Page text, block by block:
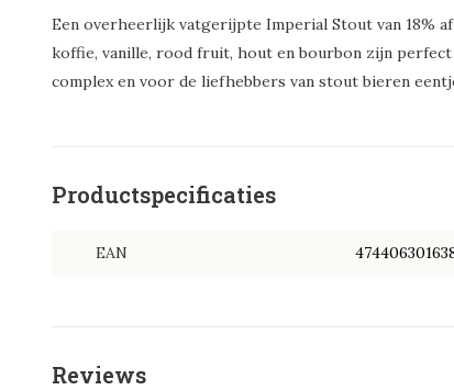
Een overheerlijk vatgerijpte Imperial Stout van 18%
koffie, vanille, rood fruit, hout en bourbon zijn perfect
complex en voor de liefhebbers van stout bieren
Productspecificaties
EAN
Reviews